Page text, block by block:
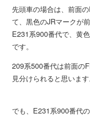
先頭車の場合は、前面
て、黒色のJRマークが
E231系900番代で、黄
です。
209系500番代は前面の
見分けられると思います
でも、E231系900番代